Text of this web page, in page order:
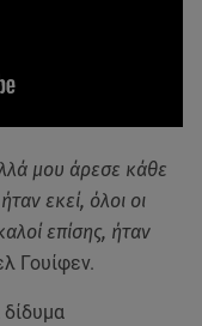
μου άρεσε κάθε
εκεί, όλοι οι
επίσης, ήταν
Γουίφεν.